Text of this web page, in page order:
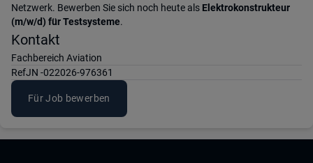
Netzwerk. Bewerben Sie sich noch heute als Elektrokonstrukteur
(m/w/d) für Testsysteme.
Kontakt
Fachbereich Aviation
RefJN -022026-976361
Für Job bewerben